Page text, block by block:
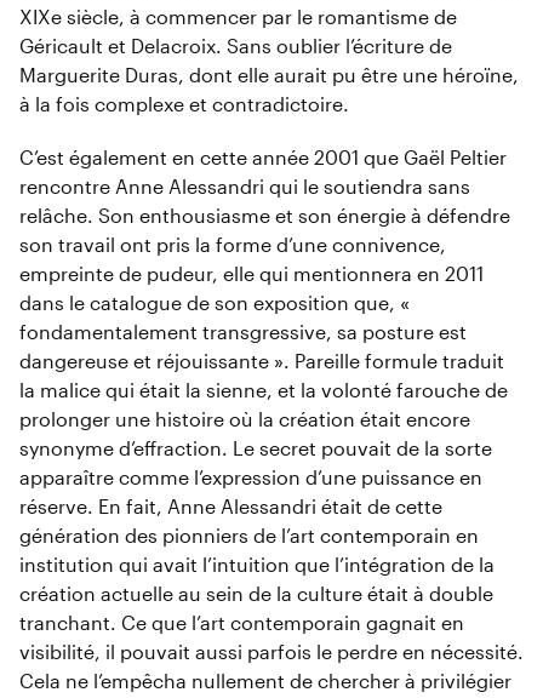
XIXe siècle, à commencer par le romantisme de
Géricault et Delacroix. Sans oublier l’écriture de
Marguerite Duras, dont elle aurait pu être une héroïne,
à la fois complexe et contradictoire.
C’est également en cette année 2001 que Gaël Peltier
rencontre Anne Alessandri qui le soutiendra sans
relâche. Son enthousiasme et son énergie à défendre
son travail ont pris la forme d’une connivence,
empreinte de pudeur, elle qui mentionnera en 2011
dans le catalogue de son exposition que, «
fondamentalement transgressive, sa posture est
dangereuse et réjouissante ». Pareille formule traduit
la malice qui était la sienne, et la volonté farouche de
prolonger une histoire où la création était encore
synonyme d’effraction. Le secret pouvait de la sorte
apparaître comme l’expression d’une puissance en
réserve. En fait, Anne Alessandri était de cette
génération des pionniers de l’art contemporain en
institution qui avait l’intuition que l’intégration de la
création actuelle au sein de la culture était à double
tranchant. Ce que l’art contemporain gagnait en
visibilité, il pouvait aussi parfois le perdre en nécessité.
Cela ne l’empêcha nullement de chercher à privilégier